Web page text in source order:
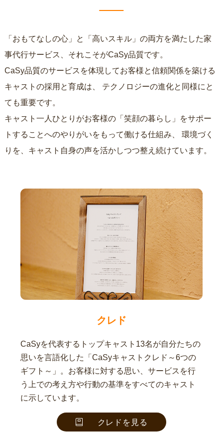
「おもてなしの心」と「高いスキル」の両方を満たした家
事代行サービス、それこそがCaSy品質です。
CaSy品質のサービスを体現してお客様と信頼関係を築ける
キャストの採用と育成は、
ても重要です。
キャスト一人ひとりがお客様の「笑顔の暮らし」をサポー
トすることへのやりがいをもって働ける仕組み、
りを、キャスト自身の声を活かしつつ整え続けています。
クレド
CaSyを代表するトップキャスト13名が自分たちの
思いを言語化した「CaSyキャストクレド～6つの
ギフト～」。お客様に対する思い、サービスを行
う上での考え方や行動の基準をすべてのキャスト
に示しています。
クレドを見る